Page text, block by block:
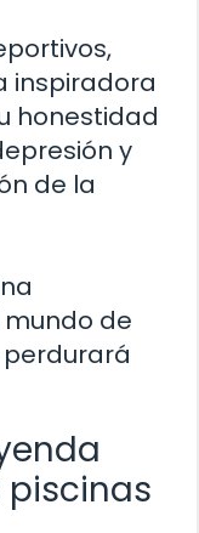
inspiradora
honestidad
y
de la
de